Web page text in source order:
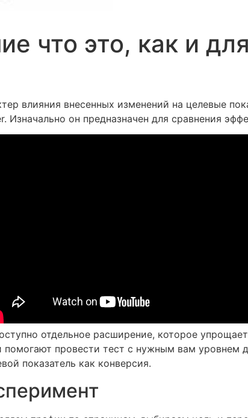
что это, как и
влияния внесенных изменений на целевые
Изначально он предназначен для сравнения
отдельное расширение, которое
провести тест с нужным вам уровнем
показатель как конверсия.